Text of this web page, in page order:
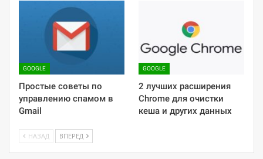
GOOGLE
Простые советы по
управлению спамом в
Gmail
GOOGLE
2 лучших расширения
Chrome для очистки
кеша и других данных
НАЗАД ВПЕРЕД